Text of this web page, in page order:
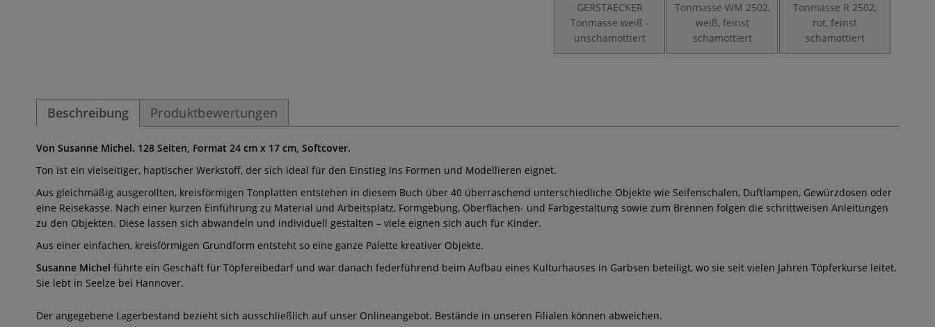
GERSTAECKER
Tonmasse weiß -
unschamottiert
Tonmasse WM 2502,
weiß, feinst
schamottiert
Tonmasse R 2502,
rot, feinst
schamottiert
Beschreibung Produktbewertungen
Von Susanne Michel. 128 Seiten, Format 24 cm x 17 cm, Softcover.
Ton ist ein vielseitiger, haptischer Werkstoff, der sich ideal für den Einstieg ins Formen und Modellieren eignet.
Aus gleichmäßig ausgerollten, kreisförmigen Tonplatten entstehen in diesem Buch über 40 überraschend unterschiedliche Objekte wie Seifenschalen, Duftlampen, Gewürzdosen oder
eine Reisekasse. Nach einer kurzen Einführung zu Material und Arbeitsplatz, Formgebung, Oberflächen- und Farbgestaltung sowie zum Brennen folgen die schrittweisen Anleitungen
zu den Objekten. Diese lassen sich abwandeln und individuell gestalten – viele eignen sich auch für Kinder.
Aus einer einfachen, kreisförmigen Grundform entsteht so eine ganze Palette kreativer Objekte.
Susanne Michel führte ein Geschäft für Töpfereibedarf und war danach federführend beim Aufbau eines Kulturhauses in Garbsen beteiligt, wo sie seit vielen Jahren Töpferkurse leitet.
Sie lebt in Seelze bei Hannover.
Der angegebene Lagerbestand bezieht sich ausschließlich auf unser Onlineangebot. Bestände in unseren Filialen können abweichen.